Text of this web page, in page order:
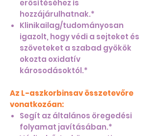
erősítéséhez is
hozzájárulhatnak.*
Klinikailag/tudományosan
igazolt, hogy védi a sejteket és
szöveteket a szabad gyökök
okozta oxidatív
károsodásoktól.*
Az L-aszkorbinsav összetevőre
vonatkozóan:
Segít az általános öregedési
folyamat javításában.*